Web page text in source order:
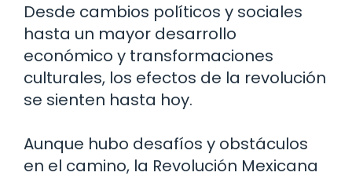
Desde cambios políticos y sociales
hasta un mayor desarrollo
económico y transformaciones
culturales, los efectos de la revolución
se sienten hasta hoy.
Aunque hubo desafíos y obstáculos
en el camino, la Revolución Mexicana